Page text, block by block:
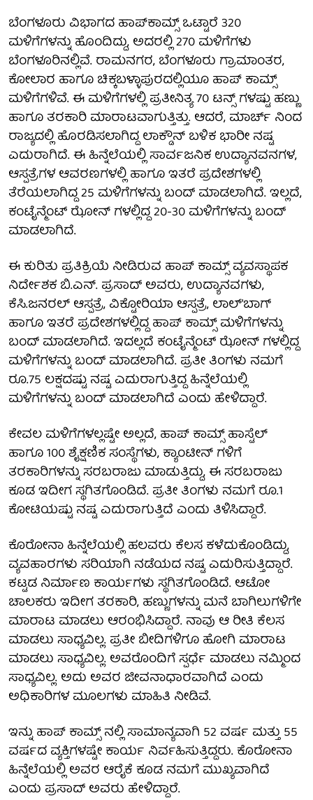
ಬೆಂಗಳೂರು ವಿಭಾಗದ ಹಾಪ್‌ಕಾಮ್ಸ್ ಒಟ್ಟಾರೆ 320
ಮಳಿಗೆಗಳನ್ನು ಹೊಂದಿದ್ದು, ಅದರಲ್ಲಿ 270 ಮಳಿಗೆಗಳು
ಬೆಂಗಳೂರಿನಲ್ಲಿವೆ. ರಾಮನಗರ, ಬೆಂಗಳೂರು ಗ್ರಾಮಾಂತರ,
ಕೋಲಾರ ಹಾಗೂ ಚಿಕ್ಕಬಳ್ಳಾಪುರದಲ್ಲಿಯೂ ಹಾಪ್ ಕಾಮ್ಸ್
ಮಳಿಗೆಗಳಿವೆ. ಈ ಮಳಿಗೆಗಳಲ್ಲಿ ಪ್ರತೀನಿತ್ಯ 70 ಟನ್ಸ್ ಗಳಷ್ಟು ಹಣ್ಣು
ಹಾಗೂ ತರಕಾರಿ ಮಾರಾಟವಾಗುತ್ತಿತ್ತು. ಆದರೆ, ಮಾರ್ಚ್ ನಿಂದ
ರಾಜ್ಯದಲ್ಲಿ ಹೊರಡಿಸಲಾಗಿದ್ದ ಲಾಕ್ಡೌನ್ ಬಳಿಕ ಭಾರೀ ನಷ್ಟ
ಎದುರಾಗಿದೆ. ಈ ಹಿನ್ನೆಲೆಯಲ್ಲಿ ಸಾರ್ವಜನಿಕ ಉದ್ಯಾನವನಗಳ,
ಆಸ್ಪತ್ರೆಗಳ ಆವರಣಗಳಲ್ಲಿ ಹಾಗೂ ಇತರೆ ಪ್ರದೇಶಗಳಲ್ಲಿ
ತೆರೆಯಲಾಗಿದ್ದ 25 ಮಳಿಗೆಗಳನ್ನು ಬಂದ್ ಮಾಡಲಾಗಿದೆ. ಇಲ್ಲದೆ,
ಕಂಟೈನ್ಮೆಂಟ್ ಝೋನ್ ಗಳಲ್ಲಿದ್ದ 20-30 ಮಳಿಗೆಗಳನ್ನು ಬಂದ್
ಮಾಡಲಾಗಿದೆ.
ಈ ಕುರಿತು ಪ್ರತಿಕ್ರಿಯೆ ನೀಡಿರುವ ಹಾಪ್ ಕಾಮ್ಸ್ ವ್ಯವಸ್ಥಾಪಕ
ನಿರ್ದೇಶಕ ಬಿ.ಎನ್. ಪ್ರಸಾದ್ ಅವರು, ಉದ್ಯಾನವಗಳು,
ಕೆಸಿ.ಜನರಲ್ ಆಸ್ಪತ್ರೆ, ವಿಕ್ಟೋರಿಯಾ ಆಸ್ಪತ್ರೆ, ಲಾಲ್'ಬಾಗ್
ಹಾಗೂ ಇತರೆ ಪ್ರದೇಶಗಳಲ್ಲಿದ್ದ ಹಾಪ್ ಕಾಮ್ಸ್ ಮಳಿಗೆಗಳನ್ನು
ಬಂದ್ ಮಾಡಲಾಗಿದೆ. ಇದಲ್ಲದೆ ಕಂಟೈನ್ಮೆಂಟ್ ಝೋನ್ ಗಳಲ್ಲಿದ್ದ
ಮಳಿಗೆಗಳನ್ನು ಬಂದ್ ಮಾಡಲಾಗಿದೆ. ಪ್ರತೀ ತಿಂಗಳು ನಮಗೆ
ರೂ.75 ಲಕ್ಷದಷ್ಟು ನಷ್ಟ ಎದುರಾಗುತ್ತಿದ್ದ ಹಿನ್ನೆಲೆಯಲ್ಲಿ
ಮಳಿಗೆಗಳನ್ನು ಬಂದ್ ಮಾಡಲಾಗಿದೆ ಎಂದು ಹೇಳಿದ್ದಾರೆ.
ಕೇವಲ ಮಳಿಗೆಗಳಲ್ಲಷ್ಟೇ ಅಲ್ಲದೆ, ಹಾಪ್ ಕಾಮ್ಸ್ ಹಾಸ್ಟೆಲ್
ಹಾಗೂ 100 ಶೈಕ್ಷಣಿಕ ಸಂಸ್ಥೆಗಳು, ಕ್ಯಾಂಟೀನ್ ಗಳಿಗೆ
ತರಕಾರಿಗಳನ್ನು ಸರಬರಾಜು ಮಾಡುತ್ತಿದ್ದು, ಈ ಸರಬರಾಜು
ಕೂಡ ಇದೀಗ ಸ್ಥಗಿತಗೊಂಡಿದೆ. ಪ್ರತೀ ತಿಂಗಳು ನಮಗೆ ರೂ.1
ಕೋಟಿಯಷ್ಟು ನಷ್ಟ ಎದುರಾಗುತ್ತಿದೆ ಎಂದು ತಿಳಿಸಿದ್ದಾರೆ.
ಕೊರೋನಾ ಹಿನ್ನೆಲೆಯಲ್ಲಿ ಹಲವರು ಕೆಲಸ ಕಳೆದುಕೊಂಡಿದ್ದು,
ವ್ಯವಹಾರಗಳು ಸರಿಯಾಗಿ ನಡೆಯದ ನಷ್ಟ ಎದುರಿಸುತ್ತಿದ್ದಾರೆ.
ಕಟ್ಟಡ ನಿರ್ಮಾಣ ಕಾರ್ಯಗಳು ಸ್ಥಗಿತಗೊಂಡಿದೆ. ಆಟೋ
ಚಾಲಕರು ಇದೀಗ ತರಕಾರಿ, ಹಣ್ಣುಗಳನ್ನು ಮನೆ ಬಾಗಿಲುಗಳಿಗೇ
ಮಾರಾಟ ಮಾಡಲು ಆರಂಭಿಸಿದ್ದಾರೆ. ನಾವು ಆ ರೀತಿ ಕೆಲಸ
ಮಾಡಲು ಸಾಧ್ಯವಿಲ್ಲ. ಪ್ರತೀ ಬೀದಿಗಳಿಗೂ ಹೋಗಿ ಮಾರಾಟ
ಮಾಡಲು ಸಾಧ್ಯವಿಲ್ಲ. ಅವರೊಂದಿಗೆ ಸ್ಪರ್ಧೆ ಮಾಡಲು ನಮ್ಮಿಂದ
ಸಾಧ್ಯವಿಲ್ಲ. ಅದು ಅವರ ಜೀವನಾಧಾರವಾಗಿದೆ ಎಂದು
ಅಧಿಕಾರಿಗಳ ಮೂಲಗಳು ಮಾಹಿತಿ ನೀಡಿವೆ.
ಇನ್ನು ಹಾಪ್ ಕಾಮ್ಸ್ ನಲ್ಲಿ ಸಾಮಾನ್ಯವಾಗಿ 52 ವರ್ಷ ಮತ್ತು 55
ವರ್ಷದ ವ್ಯಕ್ತಿಗಳಷ್ಟೇ ಕಾರ್ಯ ನಿರ್ವಹಿಸುತ್ತಿದ್ದರು. ಕೊರೋನಾ
ಹಿನ್ನೆಲೆಯಲ್ಲಿ ಅವರ ಆರೈಕೆ ಕೂಡ ನಮಗೆ ಮುಖ್ಯವಾಗಿದೆ
ಎಂದು ಪ್ರಸಾದ್ ಅವರು ಹೇಳಿದ್ದಾರೆ.